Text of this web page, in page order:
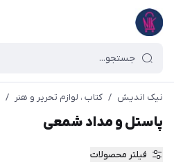
نیک اندیش / کتاب ، لوازم تحریر و هنر /
پاستل و مداد شمعی
فیلتر محصولات